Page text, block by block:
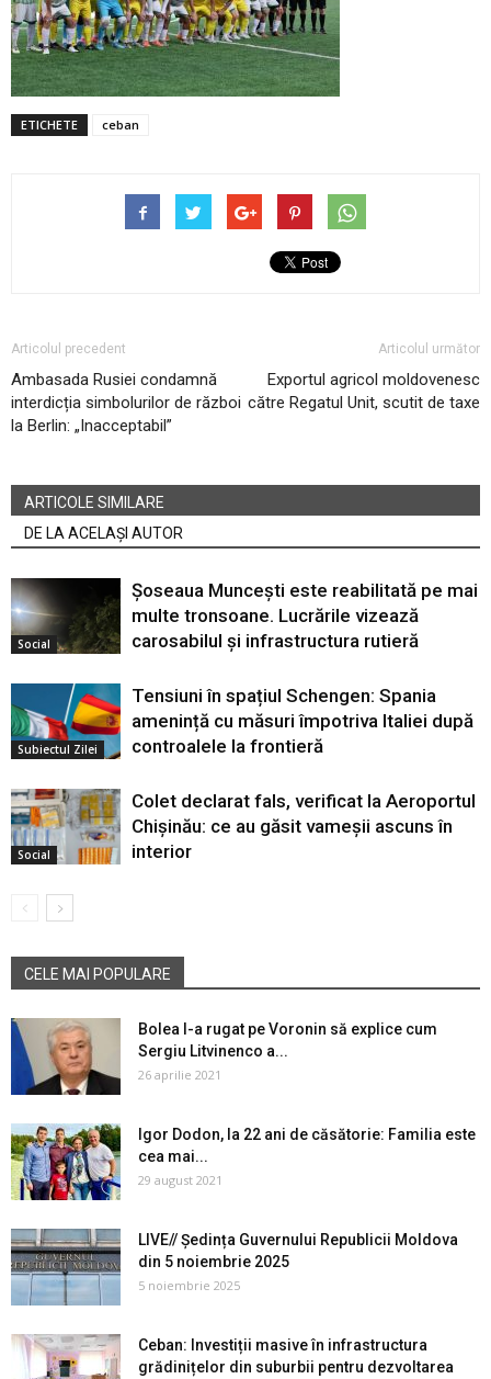
ETICHETE ceban
Articolul precedent
Ambasada Rusiei condamnă
interdicția simbolurilor de război
la Berlin: „Inacceptabil”
Articolul următor
Exportul agricol moldovenesc
către Regatul Unit, scutit de taxe
ARTICOLE SIMILARE
DE LA ACELAȘI AUTOR
Social
Șoseaua Muncești este reabilitată pe mai
multe tronsoane. Lucrările vizează
carosabilul și infrastructura rutieră
Subiectul Zilei
Tensiuni în spațiul Schengen: Spania
amenință cu măsuri împotriva Italiei după
controalele la frontieră
Social
Colet declarat fals, verificat la Aeroportul
Chișinău: ce au găsit vameșii ascuns în
interior
CELE MAI POPULARE
Bolea l-a rugat pe Voronin să explice cum
Sergiu Litvinenco a...
26 aprilie 2021
Igor Dodon, la 22 ani de căsătorie: Familia este
cea mai...
29 august 2021
LIVE// Ședința Guvernului Republicii Moldova
din 5 noiembrie 2025
5 noiembrie 2025
Ceban: Investiții masive în infrastructura
grădinițelor din suburbii pentru dezvoltarea